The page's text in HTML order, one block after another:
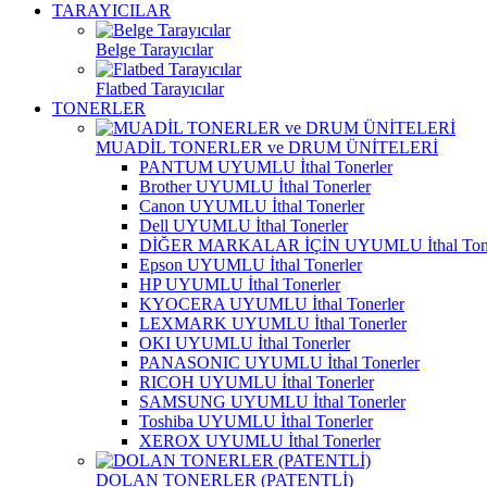
TARAYICILAR
Belge Tarayıcılar
Flatbed Tarayıcılar
TONERLER
MUADİL TONERLER ve DRUM ÜNİTELERİ
PANTUM UYUMLU İthal Tonerler
Brother UYUMLU İthal Tonerler
Canon UYUMLU İthal Tonerler
Dell UYUMLU İthal Tonerler
DİĞER MARKALAR İÇİN UYUMLU İthal
Epson UYUMLU İthal Tonerler
HP UYUMLU İthal Tonerler
KYOCERA UYUMLU İthal Tonerler
LEXMARK UYUMLU İthal Tonerler
OKI UYUMLU İthal Tonerler
PANASONIC UYUMLU İthal Tonerler
RICOH UYUMLU İthal Tonerler
SAMSUNG UYUMLU İthal Tonerler
Toshiba UYUMLU İthal Tonerler
XEROX UYUMLU İthal Tonerler
DOLAN TONERLER (PATENTLİ)